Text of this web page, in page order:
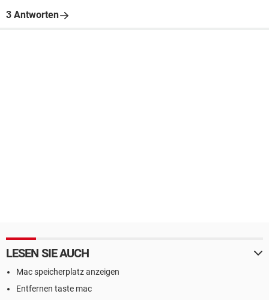
3 Antworten
LESEN SIE AUCH
Mac speicherplatz anzeigen
Entfernen taste mac